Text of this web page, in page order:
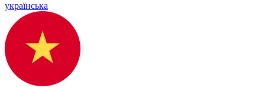
українська